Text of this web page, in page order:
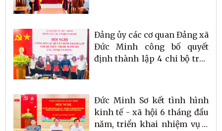
Đảng ủy các cơ quan Đảng xã
Đức Minh công bố quyết
định thành lập 4 chi bộ trực
Đức Minh Sơ kết tình hình
kinh tế - xã hội 6 tháng đầu
năm, triển khai nhiệm vụ 6